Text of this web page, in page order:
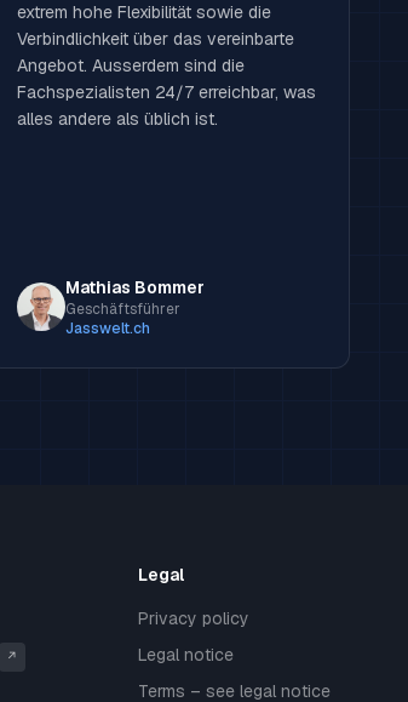
extrem hohe Flexibilität sowie die
Verbindlichkeit über das vereinbarte
Angebot. Ausserdem sind die
Fachspezialisten 24/7 erreichbar, was
alles andere als üblich ist.
Mathias Bommer
Geschäftsführer
Jasswelt.ch
↗
Legal
Privacy policy
Legal notice
Terms – see legal notice